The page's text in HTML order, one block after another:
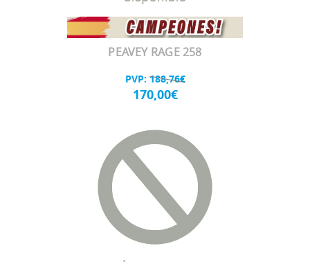
PEAVEY RAGE 258
PVP: 188,76€
170,00€